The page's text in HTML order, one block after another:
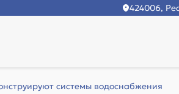
424006,
системы водоснабжения